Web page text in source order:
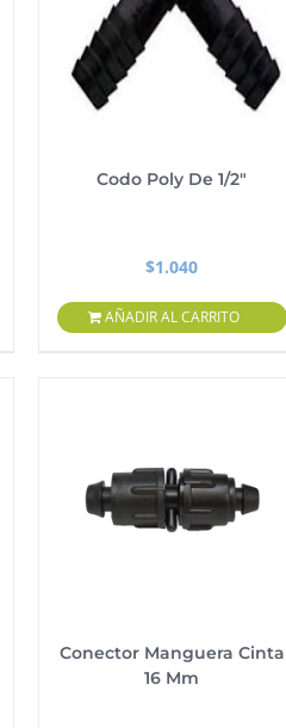
Codo Poly De 1/2″
$1.040
AÑADIR AL CARRITO
Conector Manguera Cinta
16 Mm